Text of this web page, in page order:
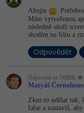
Spring
ASP.NET
Best
UML a
MySQL/
MS-SQL
SQLite
Grafik /
3D grafik
Projektový
Kotlin -80%
C -80%
SQL
Návrh SW
Ahojte
.
Mám vytvořenou
následně uloží
shodím na lištu a
Odpovědět
Odpovídá na D0ll0k
Matyáš Černohous
Zkus to udělat tak,
false a nastavíš,